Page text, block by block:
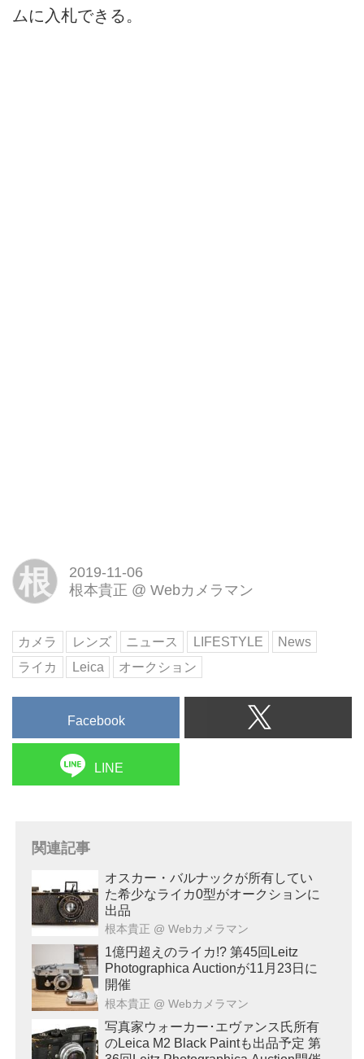
ムに入札できる。
根
2019-11-06
根本貴正 @ Webカメラマン
カメラ レンズ ニュース LIFESTYLE
News
ライカ
Leica オークション
Facebook
LINE
関連記事
オスカー・バルナックが所有してい
た希少なライカ0型がオークションに
出品
根本貴正 @ Webカメラマン
1億円超えのライカ!? 第45回Leitz
Photographica Auctionが11月23日に
開催
根本貴正 @ Webカメラマン
写真家ウォーカー･エヴァンス氏所有
のLeica M2 Black Paintも出品予定 第